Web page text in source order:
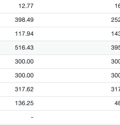
12.77
398.49
117.94
516.43
300.00
300.00
317.62
136.25
-